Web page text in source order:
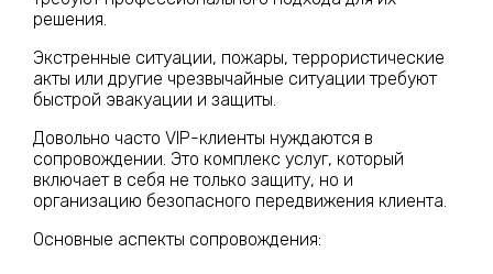
решения.
Экстренные ситуации, пожары, террористические
акты или другие чрезвычайные ситуации требуют
быстрой эвакуации и защиты.
Довольно часто VIP-клиенты нуждаются в
сопровождении. Это комплекс услуг, который
включает в себя не только защиту, но и
организацию безопасного передвижения клиента.
Основные аспекты сопровождения: